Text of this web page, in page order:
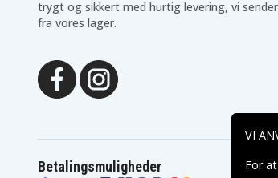
CCDTR45WH, CCD-TR45WH,
CCDTR490E, CCD-TR490E,
CCDTR500E, CCDTR501E, CCD-
CCDTR505, CCD-TR505,
CCD-TR507, CCDTR50E, CCD-
CCDTR510E, CCD-TR514,
CCDTR54, CCD-TR54, CCDTR54E,
TR580E, CCD-TR590E, CCDTR6,
trygt og sikkert med hurtig levering, vi
fra vores lager.
Betalingsmuligheder
VI
For